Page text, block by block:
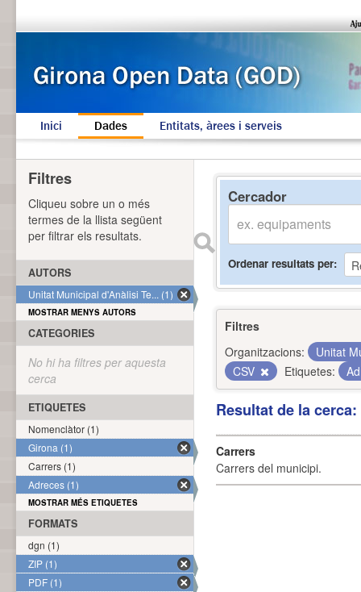
Inici Dades Entitats, àrees i serveis
Cercador
Ordenar resultats per
Filtres
Organitzacions:
Unitat
CSV
Etiquetes:
Resultat de la
Carrers
Carrers del municipi.
Filtres
Cliqueu sobre un o més
termes de la llista següent
per filtrar els resultats.
AUTORS
Unitat Municipal d'Anàlisi Te... (1)
MOSTRAR MENYS AUTORS
CATEGORIES
No hi ha filtres per aquesta
cerca
ETIQUETES
Nomenclàtor (1)
Girona (1)
Carrers (1)
Adreces (1)
MOSTRAR MÉS ETIQUETES
FORMATS
dgn (1)
ZIP (1)
PDF (1)